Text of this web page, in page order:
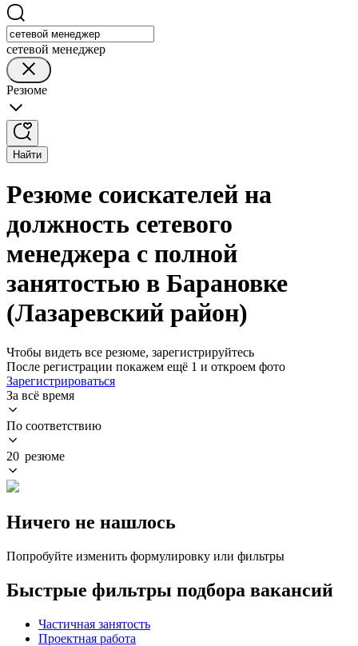
сетевой менеджер
Резюме
Найти
Резюме соискателей на
должность сетевого
менеджера с полной
занятостью в Барановке
(Лазаревский район)
Чтобы видеть все резюме, зарегистрируйтесь
После регистрации покажем ещё 1 и откроем фото
Зарегистрироваться
За всё время
По соответствию
20 резюме
Ничего не нашлось
Попробуйте изменить формулировку или фильтры
Быстрые фильтры подбора вакансий
Частичная занятость
Проектная работа